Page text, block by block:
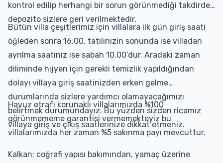
kontrol edilip herhangi bir sorun görünmediği takdirde
depozito sizlere geri verilmektedir.
Bütün villa çeşitlerimiz için villalara ilk gün giriş saati
öğleden sonra 16.00, tatilinizin sonunda ise villadan
ayrılma saatiniz ise sabah 10.00’dur. Aradaki zaman
diliminde hijyen için gerekli temizlik yapıldığından
dolayı villaya giriş saatinizden erken gelme
durumlarında sizlere yardımcı olamayacağımızı
belirtmek durumundayız. Bu yüzden sizden ricamız
villaya giriş ve çıkış saatlerinize dikkat etmeniz.
Havuz etrafı korunaklı villalarımızda %100
görünmememe garantisi vermemekteyiz bu
villalarımızda her zaman %5 sakınma payı mevcuttur.
Kalkan; coğrafi yapısı bakımından, yamaç üzerine